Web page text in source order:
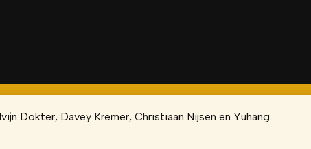
Dokter, Davey Kremer, Christiaan Nijsen en Yuhang.